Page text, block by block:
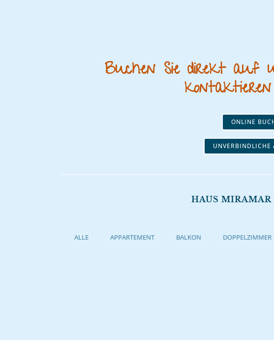
Buchen Sie direkt auf
ONLINE
UNVERBINDLICHE
HAUS
ALLE APPARTEMENT BALKON DOPPELZIMMER